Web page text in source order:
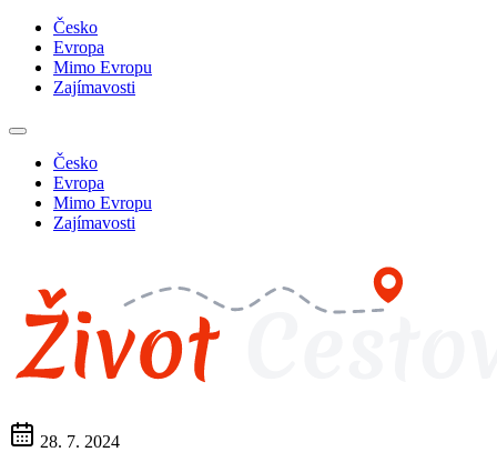
Česko
Evropa
Mimo Evropu
Zajímavosti
Česko
Evropa
Mimo Evropu
Zajímavosti
28. 7. 2024